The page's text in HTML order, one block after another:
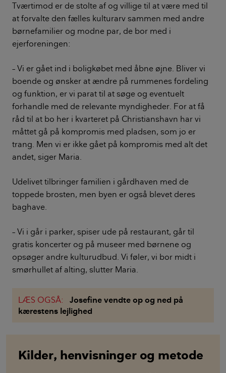
Tværtimod er de stolte af og villige til at være med til
at forvalte den fælles kulturarv sammen med andre
børnefamilier og modne par, de bor med i
ejerforeningen:
– Vi er gået ind i boligkøbet med åbne øjne. Bliver vi
boende og ønsker at ændre på rummenes fordeling
og funktion, er vi parat til at søge og eventuelt
forhandle med de relevante myndigheder. For at få
råd til at bo her i kvarteret på Christianshavn har vi
måttet gå på kompromis med pladsen, som jo er
trang. Men vi er ikke gået på kompromis med alt det
andet, siger Maria.
Udelivet tilbringer familien i gårdhaven med de
toppede brosten, men byen er også blevet deres
baghave.
– Vi i går i parker, spiser ude på restaurant, går til
gratis koncerter og på museer med børnene og
opsøger andre kulturudbud. Vi føler, vi bor midt i
smørhullet af alting, slutter Maria.
LÆS OGSÅ:
Josefine vendte op og ned på
kærestens lejlighed
Kilder, henvisninger og metode